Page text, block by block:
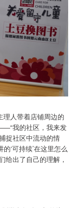
理人带着店铺周边的
我的社区，我来发
捉社区中流动的情
‘可持续’在这里怎么
给出了自己的理解，